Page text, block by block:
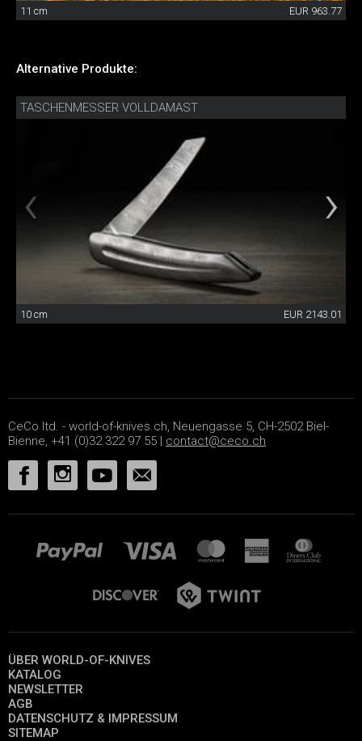
11 cm EUR 963.77
Alternative Produkte:
TASCHENMESSER VOLLDAMAST
10 cm EUR 2143.01
CeCo ltd. - world-of-knives.ch, Neuengasse 5, CH-2502 Biel-
Bienne, +41 (0)32 322 97 55 | contact@ceco.ch
ÜBER WORLD-OF-KNIVES
KATALOG
NEWSLETTER
AGB
DATENSCHUTZ & IMPRESSUM
SITEMAP